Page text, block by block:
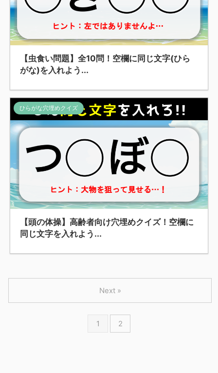
【虫食い問題】全10問！空欄に同じ文字(ひら
がな)を入れよう...
ひらがな穴埋めクイズ
【頭の体操】高齢者向け穴埋めクイズ！空欄に
同じ文字を入れよう...
1 2
Next »